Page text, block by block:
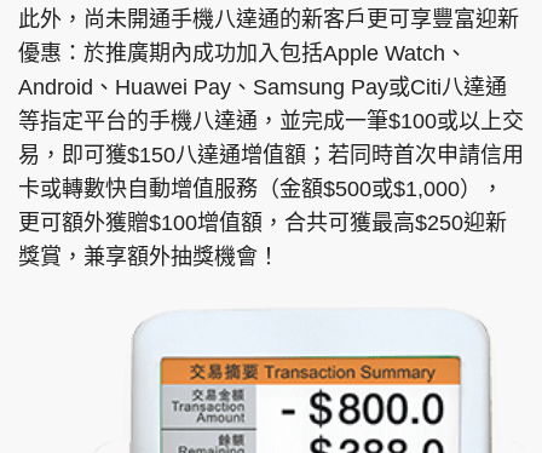
此外，尚未開通手機八達通的新客戶更可享豐富迎新
優惠：於推廣期內成功加入包括Apple Watch、
Android、Huawei Pay、Samsung Pay或Citi八達通
等指定平台的手機八達通，並完成一筆$100或以上交
易，即可獲$150八達通增值額；若同時首次申請信用
卡或轉數快自動增值服務（金額$500或$1,000），
更可額外獲贈$100增值額，合共可獲最高$250迎新
獎賞，兼享額外抽獎機會！